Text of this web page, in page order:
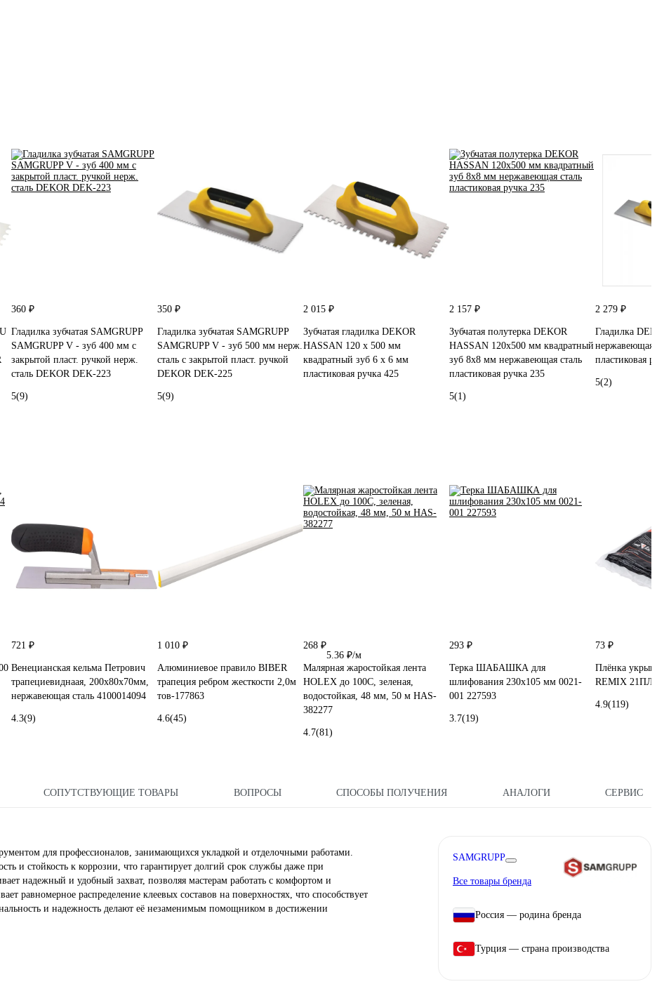
360 ₽
Гладилка зубчатая SAMGRUPP
SAMGRUPP V - зуб 400 мм с
закрытой пласт. ручкой нерж.
сталь DEKOR DEK-223
5(9)
350 ₽
Гладилка зубчатая SAMGRUPP
SAMGRUPP V - зуб 500 мм нерж.
сталь с закрытой пласт. ручкой
DEKOR DEK-225
5(9)
2 015 ₽
Зубчатая гладилка DEKOR
HASSAN 120 х 500 мм
квадратный зуб 6 х 6 мм
пластиковая ручка 425
2 157 ₽
Зубчатая полутерка DEKOR
HASSAN 120x500 мм квадратный
зуб 8x8 мм нержавеющая сталь
пластиковая ручка 235
5(1)
2 279 ₽
Гладилка
нержавеющая
пластиковая
5(2)
721 ₽
Венецианская кельма Петрович
трапециевиднаая, 200x80x70мм,
нержавеющая сталь 4100014094
4.3(9)
1 010 ₽
Алюминиевое правило BIBER
трапеция ребром жесткости 2,0м
тов-177863
4.6(45)
268 ₽
5.36 ₽/м
Малярная жаростойкая лента
HOLEX до 100С, зеленая,
водостойкая, 48 мм, 50 м HAS-
382277
4.7(81)
293 ₽
Терка ШАБАШКА для
шлифования 230x105 мм 0021-
001 227593
3.7(19)
73 ₽
Плёнка
REMIX 21ПЛ
4.9(119)
СОПУТСТВУЮЩИЕ ТОВАРЫ ВОПРОСЫ СПОСОБЫ ПОЛУЧЕНИЯ АНАЛОГИ СЕРВИС
для профессионалов, занимающихся укладкой и отделочными работами.
и стойкость к коррозии, что гарантирует долгий срок службы даже при
надежный и удобный захват, позволяя мастерам работать с комфортом и
равномерное распределение клеевых составов на поверхностях, что способствует
и надежность делают её незаменимым помощником в достижении
SAMGRUPP
Все товары бренда
Россия — родина бренда
Турция — страна производства